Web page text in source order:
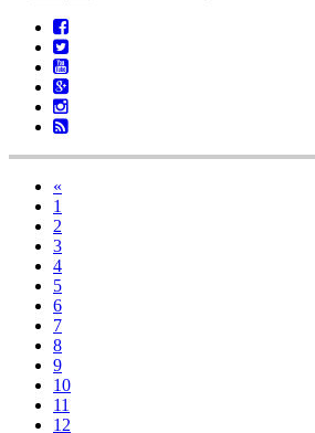
«
1
2
3
4
5
6
7
8
9
10
11
12